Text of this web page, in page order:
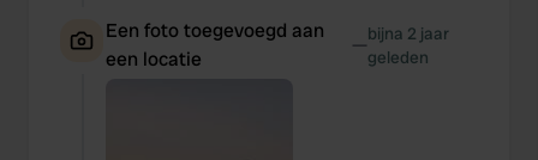
Een foto toegevoegd aan
een locatie
—bijna 2 jaar
geleden